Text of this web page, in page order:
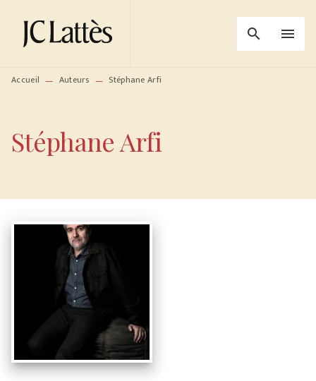
MENU RECHERCHE
PIED DE PAGE
search menu
Accueil — Auteurs — Stéphane Arfi
Stéphane Arfi